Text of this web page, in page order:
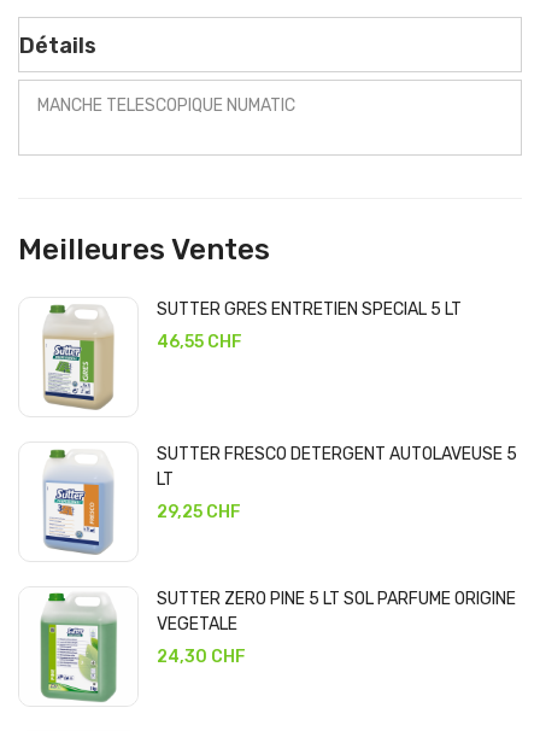
Détails
MANCHE TELESCOPIQUE NUMATIC
Meilleures Ventes
SUTTER GRES ENTRETIEN SPECIAL 5 LT
46,55 CHF
SUTTER FRESCO DETERGENT AUTOLAVEUSE 5
LT
29,25 CHF
SUTTER ZERO PINE 5 LT SOL PARFUME ORIGINE
VEGETALE
24,30 CHF